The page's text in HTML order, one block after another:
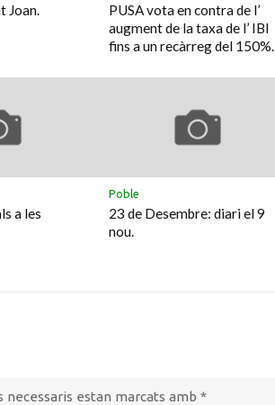
Joan.
PUSA vota en contra de l’
augment de la taxa de l’ IBI
fins a un recàrreg del 150%.
a les
Poble
23 de Desembre: diari el 9
nou.
necessaris estan marcats amb *